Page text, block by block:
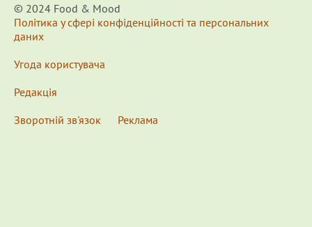
© 2024 Food & Мood
Політика у сфері конфіденційності та персональних
даних
Угода користувача
Редакція
Зворотній зв'язок
Реклама